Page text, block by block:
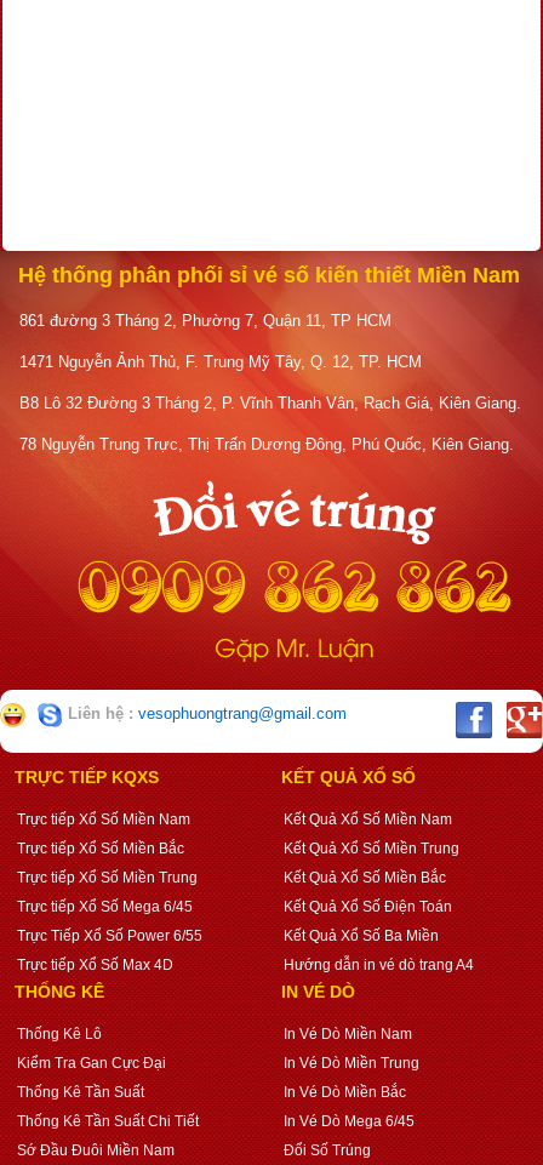
Hệ thống phân phối sỉ vé số kiến thiết Miền Nam
861 đường 3 Tháng 2, Phường 7, Quận 11, TP HCM
1471 Nguyễn Ảnh Thủ, F. Trung Mỹ Tây, Q. 12, TP. HCM
B8 Lô 32 Đường 3 Tháng 2, P. Vĩnh Thanh Vân, Rạch Giá, Kiên Giang.
78 Nguyễn Trung Trực, Thị Trấn Dương Đông, Phú Quốc, Kiên Giang.
Liên hệ : vesophuongtrang@gmail.com
TRỰC TIẾP KQXS
Trực tiếp Xổ Số Miền Nam
Trực tiếp Xổ Số Miền Bắc
Trực tiếp Xổ Số Miền Trung
Trực tiếp Xổ Số Mega 6/45
Trực Tiếp Xổ Số Power 6/55
Trực tiếp Xổ Số Max 4D
KẾT QUẢ XỔ SỐ
Kết Quả Xổ Số Miền Nam
Kết Quả Xổ Số Miền Trung
Kết Quả Xổ Số Miền Bắc
Kết Quả Xổ Số Điện Toán
Kết Quả Xổ Số Ba Miền
Hướng dẫn in vé dò trang A4
THỐNG KÊ
Thống Kê Lô
Kiểm Tra Gan Cực Đại
Thống Kê Tần Suất
Thống Kê Tần Suất Chi Tiết
Sớ Đầu Đuôi Miền Nam
IN VÉ DÒ
In Vé Dò Miền Nam
In Vé Dò Miền Trung
In Vé Dò Miền Bắc
In Vé Dò Mega 6/45
Đổi Số Trúng